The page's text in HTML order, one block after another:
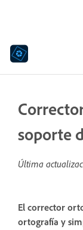
soporte
Última
El corrector
ortografía y